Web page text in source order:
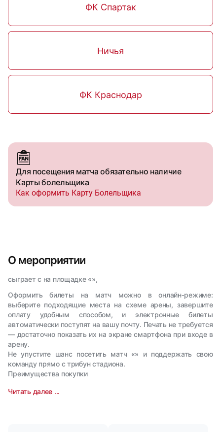
ФК Спартак
Ничья
ФК Краснодар
Для посещения матча обязательно наличие
Карты болельщика
Как оформить Карту Болельщика
О мероприятии
сыграет с на площадке «»,
Оформить билеты на матч можно в онлайн‑режиме:
выберите подходящие места на схеме арены, завершите
оплату удобным способом, и электронные билеты
автоматически поступят на вашу почту. Печать не требуется
— достаточно показать их на экране смартфона при входе в
арену.
Не упустите шанс посетить матч «» и поддержать свою
команду прямо с трибун стадиона.
Преимущества покупки
Читать далее ...